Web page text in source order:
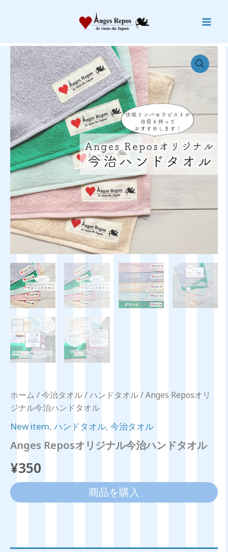
ス
ホーム /今治タオル/ハンドタオル/ Anges Reposオリ
ジナル今治ハンドタオル
New item, ハンドタオル, 今治タオル
Anges Reposオリジナル今治ハンドタオル
¥350
商品を購入